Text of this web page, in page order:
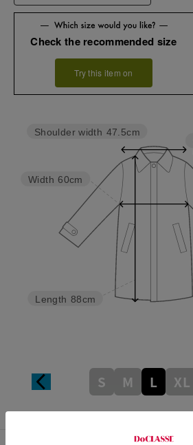
Check the recommended size
Try this item on
Length 88cm
Width 60cm
Shoulder width 47.5cm
S M L XL